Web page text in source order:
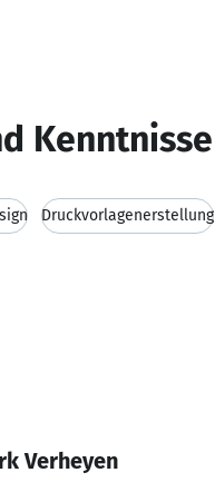
Kenntnisse
Druckvorlagenerstellung
Verheyen